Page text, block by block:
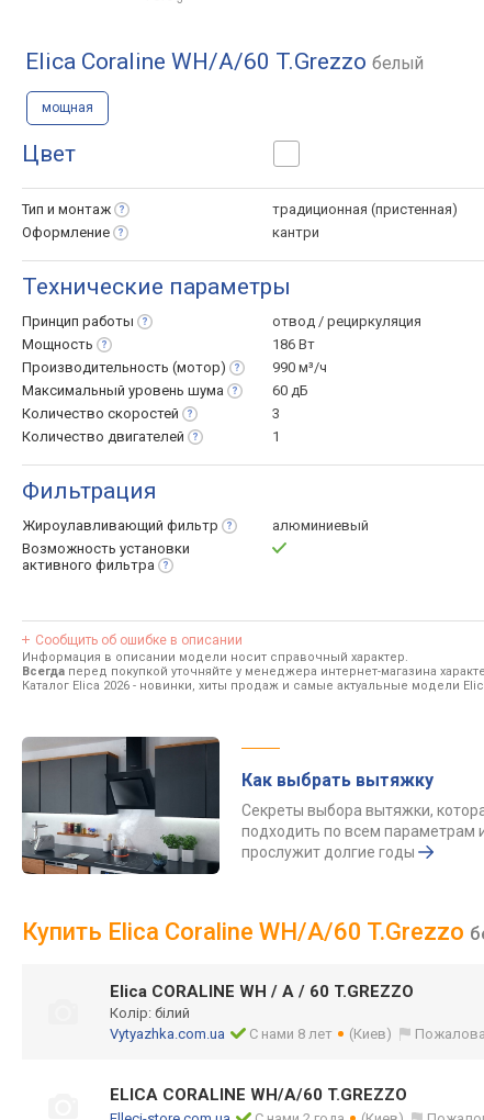
Elica Coraline WH/A/60 T.Grezzo белый
мощная
Цвет
Тип и монтаж
традиционная (пристенная)
Оформление
кантри
Технические параметры
Принцип работы
отвод / рециркуляция
Мощность
186 Вт
Производительность (мотор)
990 м³/ч
Максимальный уровень шума
60 дБ
Количество скоростей
3
Количество двигателей 1
Фильтрация
Жироулавливающий фильтр
алюминиевый
Возможность установки
активного фильтра
Сообщить об ошибке в описании
Информация в описании модели носит справочный характер.
Всегда перед покупкой уточняйте у менеджера интернет-магазина
Каталог Elica 2026 - новинки, хиты продаж и самые актуальные модели
Как выбрать вытяжку
Секреты выбора вытяжки,
подходить по всем параметрам
прослужит долгие годы
Купить Elica Coraline WH/A/60 T.Grezzo
Elica CORALINE WH / A / 60 T.GREZZO
Колір: білий
Vytyazhka.com.ua
С нами 8 лет (Киев)
ELICA CORALINE WH/A/60 T.GREZZO